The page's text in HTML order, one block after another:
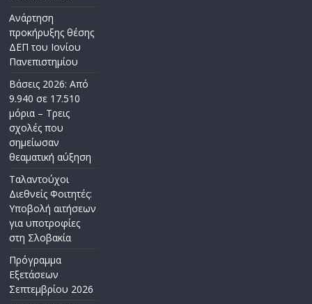
Ανάρτηση
προκήρυξης θέσης
ΔΕΠ του Ιονίου
Πανεπιστημίου
Βάσεις 2026: Από
9.940 σε 17.510
μόρια – Τρεις
σχολές που
σημείωσαν
θεαματική αύξηση
Ταλαντούχοι
Διεθνείς Φοιτητές:
Υποβολή αιτήσεων
για υποτροφίες
στη Σλοβακία
Πρόγραμμα
Εξετάσεων
Σεπτεμβρίου 2026